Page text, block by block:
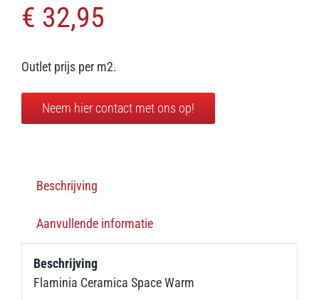
€ 32,95
Outlet prijs per m2.
Neem hier contact met ons op!
Beschrijving
Aanvullende informatie
Beschrijving
Flaminia Ceramica Space Warm